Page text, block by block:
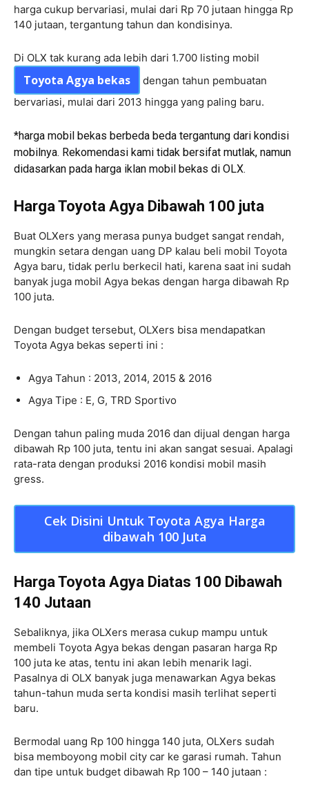
harga cukup bervariasi, mulai dari Rp 70 jutaan hingga Rp
140 jutaan, tergantung tahun dan kondisinya.
Di OLX tak kurang ada lebih dari 1.700 listing mobil
Toyota Agya bekas
dengan tahun pembuatan
bervariasi, mulai dari 2013 hingga yang paling baru.
*harga mobil bekas berbeda beda tergantung dari kondisi
mobilnya. Rekomendasi kami tidak bersifat mutlak, namun
didasarkan pada harga iklan mobil bekas di OLX.
Harga Toyota Agya Dibawah 100 juta
Buat OLXers yang merasa punya budget sangat rendah,
mungkin setara dengan uang DP kalau beli mobil Toyota
Agya baru, tidak perlu berkecil hati, karena saat ini sudah
banyak juga mobil Agya bekas dengan harga dibawah Rp
100 juta.
Dengan budget tersebut, OLXers bisa mendapatkan
Toyota Agya bekas seperti ini :
Agya Tahun : 2013, 2014, 2015 & 2016
Agya Tipe : E, G, TRD Sportivo
Dengan tahun paling muda 2016 dan dijual dengan harga
dibawah Rp 100 juta, tentu ini akan sangat sesuai. Apalagi
rata-rata dengan produksi 2016 kondisi mobil masih
gress.
Cek Disini Untuk Toyota Agya Harga
dibawah 100 Juta
Harga Toyota Agya Diatas 100 Dibawah
140 Jutaan
Sebaliknya, jika OLXers merasa cukup mampu untuk
membeli Toyota Agya bekas dengan pasaran harga Rp
100 juta ke atas, tentu ini akan lebih menarik lagi.
Pasalnya di OLX banyak juga menawarkan Agya bekas
tahun-tahun muda serta kondisi masih terlihat seperti
baru.
Bermodal uang Rp 100 hingga 140 juta, OLXers sudah
bisa memboyong mobil city car ke garasi rumah. Tahun
dan tipe untuk budget dibawah Rp 100 – 140 jutaan :